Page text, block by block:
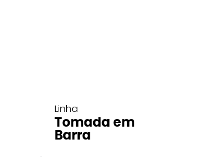
Linha
Tomada em
Barra